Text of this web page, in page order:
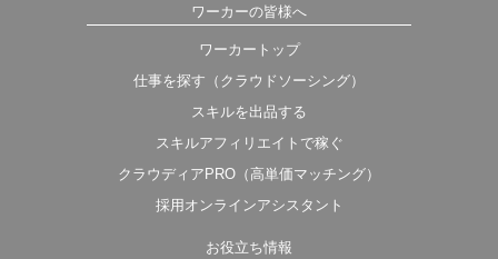
ワーカーの皆様へ
ワーカートップ
仕事を探す（クラウドソーシング）
スキルを出品する
スキルアフィリエイトで稼ぐ
クラウディアPRO（高単価マッチング）
採用オンラインアシスタント
お役立ち情報